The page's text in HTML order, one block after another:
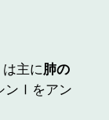
主に肺の
ンⅠをアン